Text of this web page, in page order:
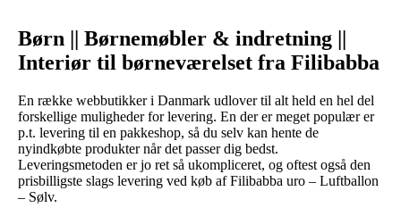
Børn || Børnemøbler & indretning ||
Interiør til børneværelset fra Filibabba
En række webbutikker i Danmark udlover til alt held en hel del
forskellige muligheder for levering. En der er meget populær er
p.t. levering til en pakkeshop, så du selv kan hente de
nyindkøbte produkter når det passer dig bedst.
Leveringsmetoden er jo ret så ukompliceret, og oftest også den
prisbilligste slags levering ved køb af Filibabba uro – Luftballon
– Sølv.